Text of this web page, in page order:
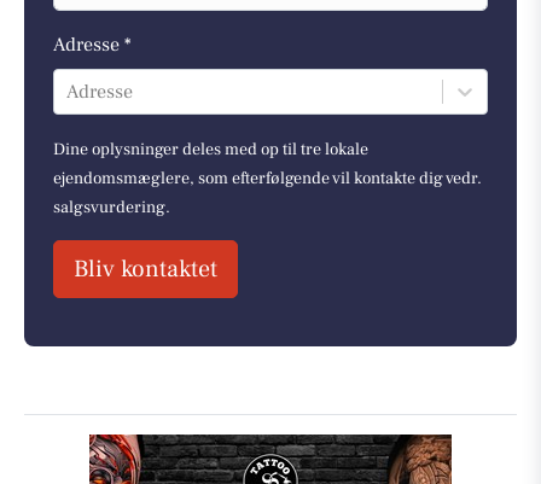
Adresse *
Adresse
Dine oplysninger deles med op til tre lokale
ejendomsmæglere, som efterfølgende vil kontakte dig vedr.
salgsvurdering.
Bliv kontaktet